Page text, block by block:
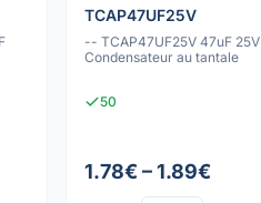
TCAP47UF25V
-- TCAP47UF25V 47uF 25V
Condensateur au tantale
50
1.78€ – 1.89€